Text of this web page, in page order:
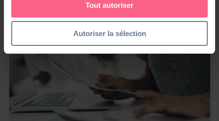
Tout autoriser
Autoriser la sélection